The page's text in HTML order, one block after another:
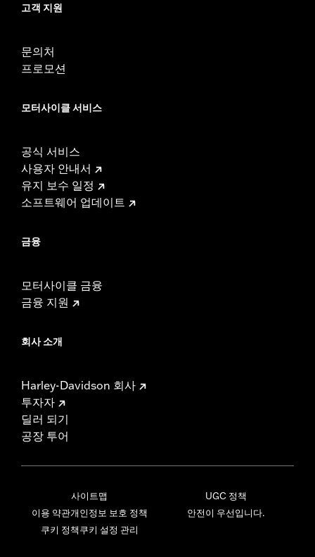
고객 지원
문의처
프로모션
모터사이클 서비스
공식 서비스
사용자 안내서
유지 보수 일정
소프트웨어 업데이트
금융
모터사이클 금융
금융 지원
회사 소개
Harley-Davidson 회사
투자자
딜러 되기
공장 투어
사이트맵
이용 약관개인정보 보호 정책
쿠키 정책쿠키 설정 관리
UGC 정책
안전이 우선입니다.